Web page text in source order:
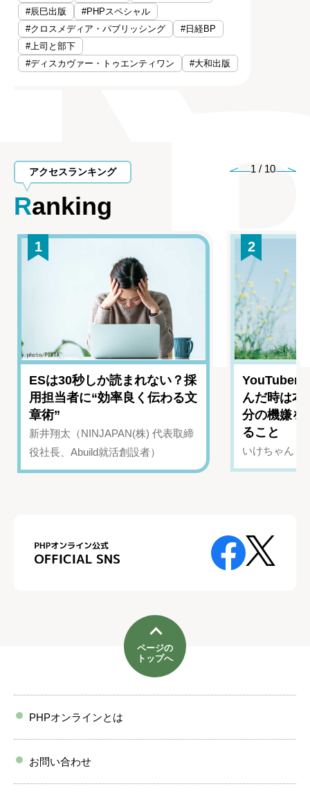
#辰巳出版
#PHPスペシャル
#クロスメディア・パブリッシング
#日経BP
#上司と部下
#ディスカヴァー・トゥエンティワン
#大和出版
アクセスランキング
Ranking
1 / 10
1
ESは30秒しか読まれない？採
用担当者に“効率良く伝わる文
章術”
新井翔太（NINJAPAN(株) 代表取締
役社長、Abuild就活創設者）
2
YouTuber
んだ時は
分の機嫌を
ること
いけちゃん（
ページの
トップへ
PHPオンラインとは
お問い合わせ